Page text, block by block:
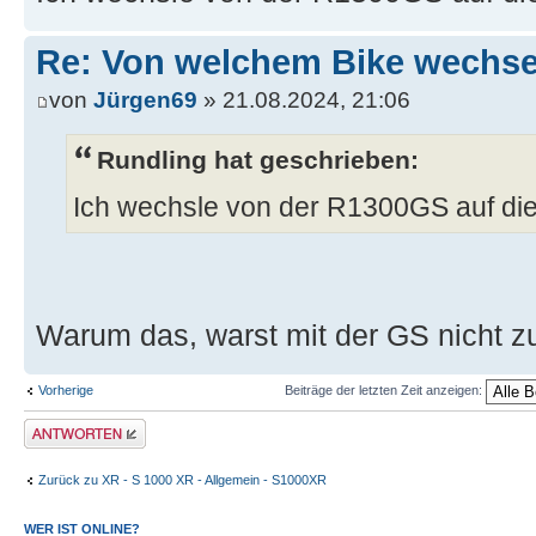
Re: Von welchem Bike
von Jürgen69 » 21.08.2024, 21:06
Rundling hat geschrieben:
Ich wechsle von der R1300GS auf
Warum das, warst mit der GS nicht
Vorherige Beiträge der letzten Zeit anzeigen:
Antwort erstellen
Zurück zu XR - S 1000 XR - Allgemein - S1000XR
WER IST ONLINE?